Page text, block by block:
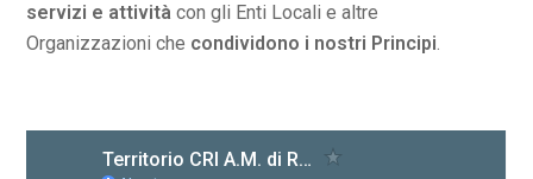
servizi e attività con gli Enti Locali e altre
Organizzazioni che condividono i nostri Principi.